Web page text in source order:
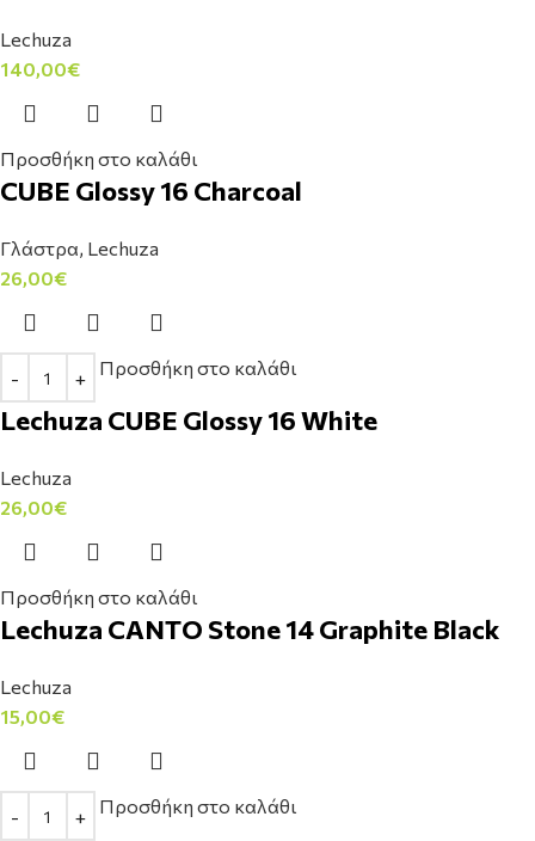
Lechuza
140,00€
Προσθήκη στο καλάθι
CUBE Glossy 16 Charcoal
Γλάστρα, Lechuza
26,00€
Προσθήκη στο καλάθι
Lechuza CUBE Glossy 16 White
Lechuza
26,00€
Προσθήκη στο καλάθι
Lechuza CANTO Stone 14 Graphite Black
Lechuza
15,00€
Προσθήκη στο καλάθι